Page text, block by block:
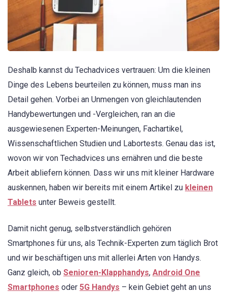
Deshalb kannst du Techadvices vertrauen: Um die kleinen
Dinge des Lebens beurteilen zu können, muss man ins
Detail gehen. Vorbei an Unmengen von gleichlautenden
Handybewertungen und -Vergleichen, ran an die
ausgewiesenen Experten-Meinungen, Fachartikel,
Wissenschaftlichen Studien und Labortests. Genau das ist,
wovon wir von Techadvices uns ernähren und die beste
Arbeit abliefern können. Dass wir uns mit kleiner Hardware
auskennen, haben wir bereits mit einem Artikel zu kleinen
Tablets unter Beweis gestellt.
Damit nicht genug, selbstverständlich gehören
Smartphones für uns, als Technik-Experten zum täglich Brot
und wir beschäftigen uns mit allerlei Arten von Handys.
Ganz gleich, ob Senioren-Klapphandys, Android One
Smartphones oder 5G Handys – kein Gebiet geht an uns